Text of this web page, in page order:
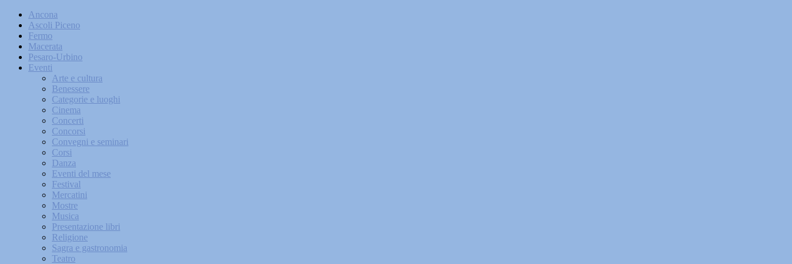
Ancona
Ascoli Piceno
Fermo
Macerata
Pesaro-Urbino
Eventi
Arte e cultura
Benessere
Categorie e luoghi
Cinema
Concerti
Concorsi
Convegni e seminari
Corsi
Danza
Eventi del mese
Festival
Mercatini
Mostre
Musica
Presentazione libri
Religione
Sagra e gastronomia
Teatro